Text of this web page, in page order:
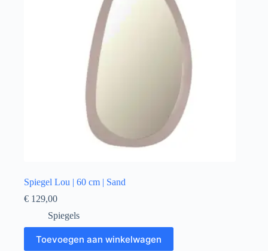
Spiegel Lou | 60 cm | Sand
€ 129,00
Spiegels
Toevoegen aan winkelwagen